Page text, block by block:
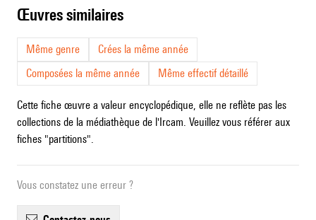
œuvres similaires
Même genre
Crées la même année
Composées la même année
Même effectif détaillé
Cette fiche œuvre a valeur encyclopédique, elle ne reflète pas les
collections de la médiathèque de l'Ircam. Veuillez vous référer aux
fiches "partitions".
Vous constatez une erreur ?